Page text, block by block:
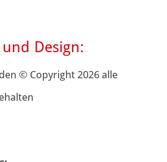
Design:
© Copyright 2026 alle